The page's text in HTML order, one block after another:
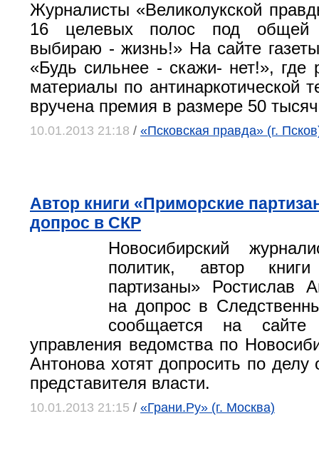
Журналисты «Великолукской
16 целевых полос под общей
выбираю - жизнь!» На сайте
«Будь сильнее - скажи- нет!»,
материалы по антинаркотической
вручена премия в размере 50
10.01.2013 21:18 / «Псковская правда» (г.
Автор книги «Приморские
допрос в СКР
Новосибирский
политик, автор
партизаны» Ростислав
на допрос в
сообщается на сайте
управления ведомства по
Антонова хотят допросить по делу
представителя власти.
10.01.2013 21:15 / «Грани.Ру» (г. Москва)